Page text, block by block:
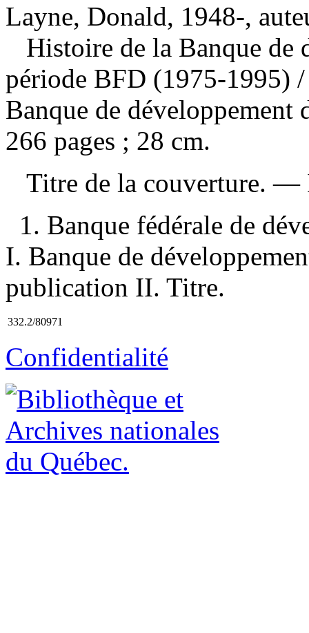
Layne, Donald, 1948-,
Histoire de la Banque de
période BFD (1975-1995)
Banque de
266 pages ; 28 cm.
Titre de la couverture. —
1. Banque fédérale de
I. Banque de
publication II. Titre.
332.2/80971
Confidentialité